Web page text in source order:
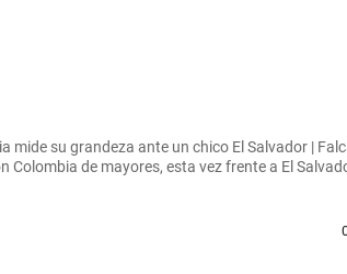
mide su grandeza ante un chico El Salvador |
Colombia de mayores, esta vez frente a El